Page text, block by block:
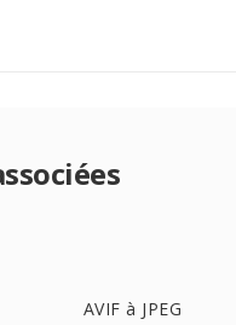
AVIF à JPEG